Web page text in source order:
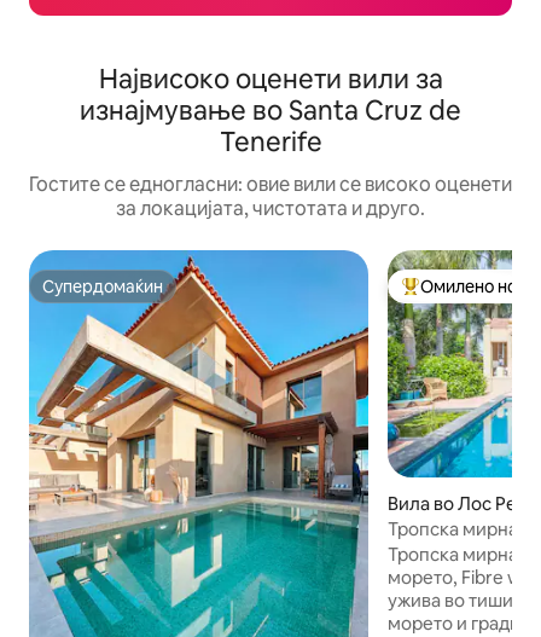
Највисоко оценети вили за
изнајмување во Santa Cruz de
Tenerife
Гостите се едногласни: овие вили се високо оценети
за локацијата, чистотата и друго.
Супердомаќин
Супердомаќин Меѓу
Омилено на
Вила во Лос
Тропска мирна
близина на
Тропска мирна
морето, Fibre wi
ужива во
морето и